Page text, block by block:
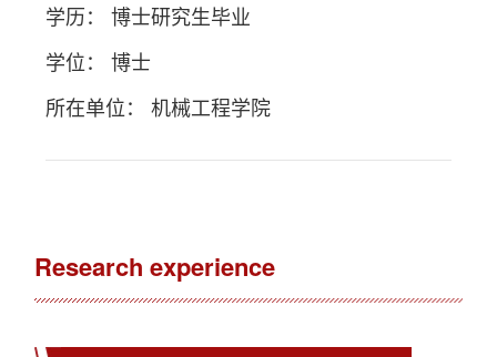
学历： 博士研究生毕业
学位： 博士
所在单位： 机械工程学院
Research experience